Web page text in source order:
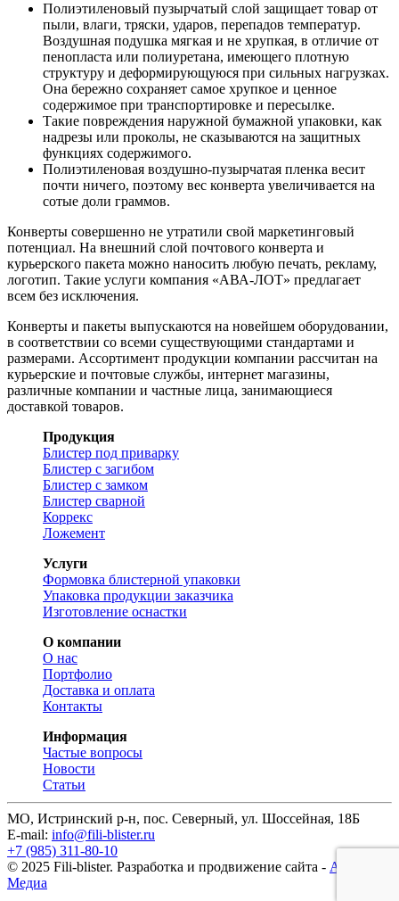
Полиэтиленовый пузырчатый слой защищает товар от
пыли, влаги, тряски, ударов, перепадов температур.
Воздушная подушка мягкая и не хрупкая, в отличие от
пенопласта или полиуретана, имеющего плотную
структуру и деформирующуюся при сильных нагрузках.
Она бережно сохраняет самое хрупкое и ценное
содержимое при транспортировке и пересылке.
Такие повреждения наружной бумажной упаковки, как
надрезы или проколы, не сказываются на защитных
функциях содержимого.
Полиэтиленовая воздушно-пузырчатая пленка весит
почти ничего, поэтому вес конверта увеличивается на
сотые доли граммов.
Конверты совершенно не утратили свой маркетинговый
потенциал. На внешний слой почтового конверта и
курьерского пакета можно наносить любую печать, рекламу,
логотип. Такие услуги компания «АВА-ЛОТ» предлагает
всем без исключения.
Конверты и пакеты выпускаются на новейшем оборудовании,
в соответствии со всеми существующими стандартами и
размерами. Ассортимент продукции компании рассчитан на
курьерские и почтовые службы, интернет магазины,
различные компании и частные лица, занимающиеся
доставкой товаров.
Продукция
Блистер под приварку
Блистер с загибом
Блистер с замком
Блистер сварной
Коррекс
Ложемент
Услуги
Формовка блистерной упаковки
Упаковка продукции заказчика
Изготовление оснастки
О компании
О нас
Портфолио
Доставка и оплата
Контакты
Информация
Частые вопросы
Новости
Статьи
МО, Истринский р-н, пос. Северный, ул. Шоссейная, 18Б
E-mail: info@fili-blister.ru
+7 (985) 311-80-10
© 2025 Fili-blister. Разработка и продвижение сайта - АМД
Медиа